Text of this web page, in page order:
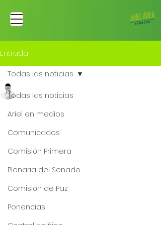
Entrada
Todas las noticias
Ariel en medios
Comunicados
Comisión Primera
Plenaria del Senado
Comisión de Paz
Ponencias
Todas las noticias
Debate de control
político: crisis
energética del país
13 sept 2022
la prestación del servicio.